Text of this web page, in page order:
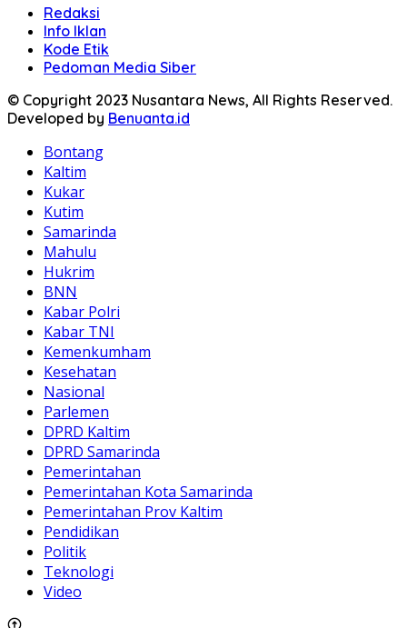
Redaksi
Info Iklan
Kode Etik
Pedoman Media Siber
© Copyright 2023 Nusantara News, All Rights Reserved.
Developed by Benuanta.id
Bontang
Kaltim
Kukar
Kutim
Samarinda
Mahulu
Hukrim
BNN
Kabar Polri
Kabar TNI
Kemenkumham
Kesehatan
Nasional
Parlemen
DPRD Kaltim
DPRD Samarinda
Pemerintahan
Pemerintahan Kota Samarinda
Pemerintahan Prov Kaltim
Pendidikan
Politik
Teknologi
Video